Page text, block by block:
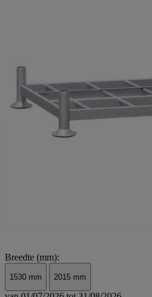
Breedte (mm):
1530 mm 2015 mm